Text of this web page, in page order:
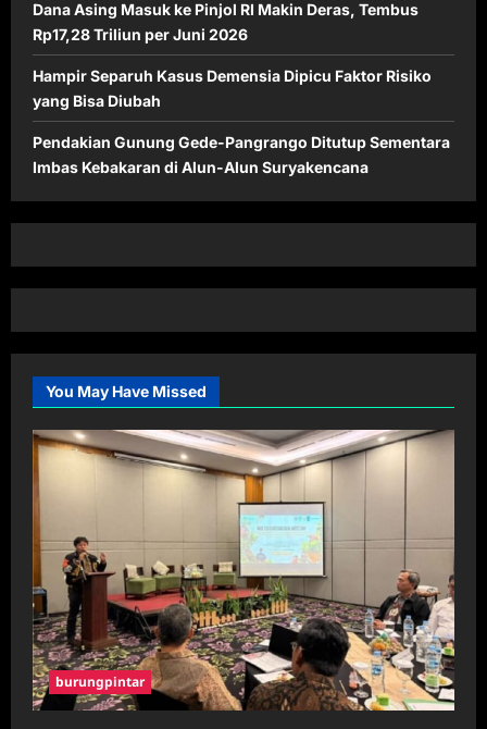
Dana Asing Masuk ke Pinjol RI Makin Deras, Tembus
Rp17,28 Triliun per Juni 2026
Hampir Separuh Kasus Demensia Dipicu Faktor Risiko
yang Bisa Diubah
Pendakian Gunung Gede-Pangrango Ditutup Sementara
Imbas Kebakaran di Alun-Alun Suryakencana
You May Have Missed
burungpintar